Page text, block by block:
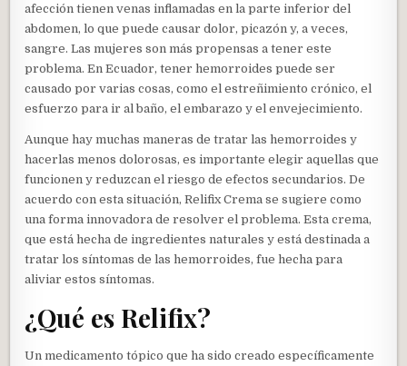
afección tienen venas inflamadas en la parte inferior del
abdomen, lo que puede causar dolor, picazón y, a veces,
sangre. Las mujeres son más propensas a tener este
problema. En Ecuador, tener hemorroides puede ser
causado por varias cosas, como el estreñimiento crónico, el
esfuerzo para ir al baño, el embarazo y el envejecimiento.
Aunque hay muchas maneras de tratar las hemorroides y
hacerlas menos dolorosas, es importante elegir aquellas que
funcionen y reduzcan el riesgo de efectos secundarios. De
acuerdo con esta situación, Relifix Crema se sugiere como
una forma innovadora de resolver el problema. Esta crema,
que está hecha de ingredientes naturales y está destinada a
tratar los síntomas de las hemorroides, fue hecha para
aliviar estos síntomas.
¿Qué es Relifix?
Un medicamento tópico que ha sido creado específicamente